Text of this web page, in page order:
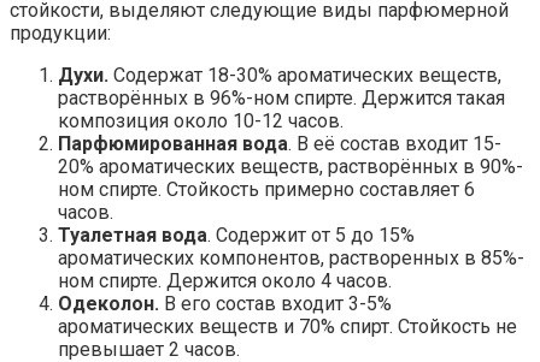
стойкости, выделяют следующие виды парфюмерной
продукции:
Духи. Содержат 18-30% ароматических веществ,
растворённых в 96%-ном спирте. Держится такая
композиция около 10-12 часов.
Парфюмированная вода. В её состав входит 15-
20% ароматических веществ, растворённых в 90%-
ном спирте. Стойкость примерно составляет 6
часов.
Туалетная вода. Содержит от 5 до 15%
ароматических компонентов, растворенных в 85%-
ном спирте. Держится около 4 часов.
Одеколон. В его состав входит 3-5%
ароматических веществ и 70% спирт. Стойкость не
превышает 2 часов.